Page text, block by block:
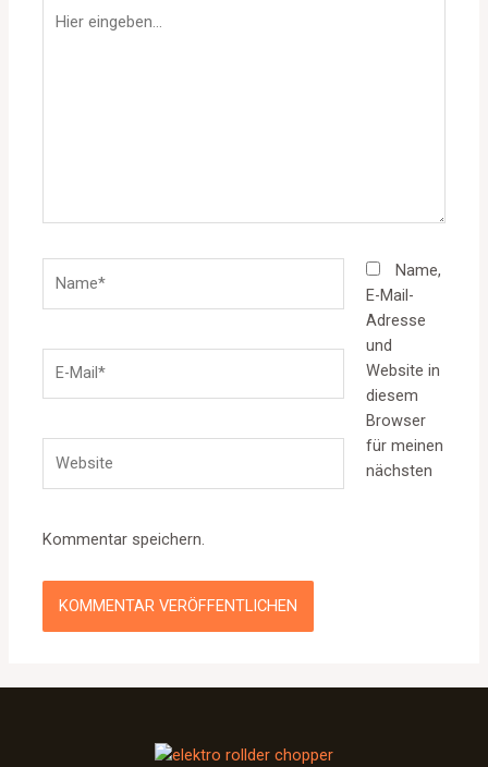
eingeben…
Mail*
Name,
E-Mail-
Adresse
und
Website in
diesem
Browser
für meinen
nächsten
Kommentar speichern.